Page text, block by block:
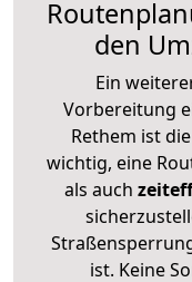
den
Ein
Vorbereitung
Rethem ist die
wichtig, eine
als auch
ist. Keine